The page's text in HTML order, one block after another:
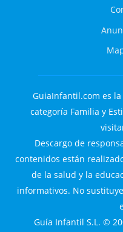
GuiaInfantil.com es
categoría Familia y
Descargo de
contenidos están
de la salud y la
informativos. No
Guía Infantil S.L. ©